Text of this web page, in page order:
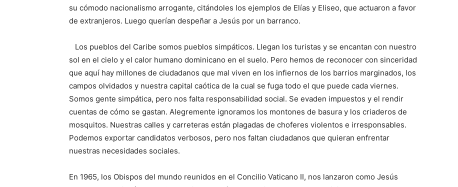
su cómodo nacionalismo arrogante, citándoles los ejemplos de Elías y Eliseo, que actuaron a favor
de extranjeros. Luego querían despeñar a Jesús por un barranco.
Los pueblos del Caribe somos pueblos simpáticos. Llegan los turistas y se encantan con nuestro
sol en el cielo y el calor humano dominicano en el suelo. Pero hemos de reconocer con sinceridad
que aquí hay millones de ciudadanos que mal viven en los infiernos de los barrios marginados, los
campos olvidados y nuestra capital caótica de la cual se fuga todo el que puede cada viernes.
Somos gente simpática, pero nos falta responsabilidad social. Se evaden impuestos y el rendir
cuentas de cómo se gastan. Alegremente ignoramos los montones de basura y los criaderos de
mosquitos. Nuestras calles y carreteras están plagadas de choferes violentos e irresponsables.
Podemos exportar candidatos verbosos, pero nos faltan ciudadanos que quieran enfrentar
nuestras necesidades sociales.
En 1965, los Obispos del mundo reunidos en el Concilio Vaticano II, nos lanzaron como Jesús